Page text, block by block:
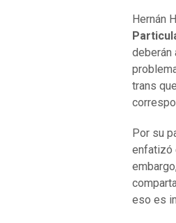
Hernán
deberán
trans
Por su
enfatizó
eso es